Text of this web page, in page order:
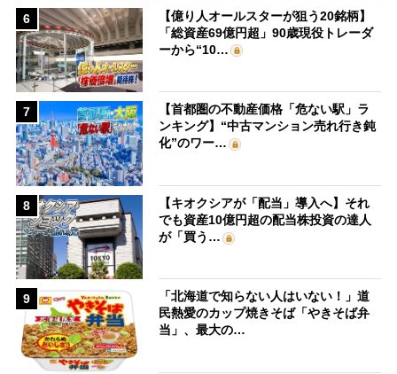
6
【億り人オールスターが狙う20銘柄】
「総資産69億円超」90歳現役トレーダ
ーから“10…
7
【首都圏の不動産価格「危ない駅」ラ
ンキング】“中古マンション売れ行き鈍
化”のワー…
8
【キオクシアが「配当」導入へ】それ
でも資産10億円超の配当株投資の達人
が「買う…
9
「北海道で知らない人はいない！」道
民熱愛のカップ焼きそば「やきそば弁
当」、最大の…